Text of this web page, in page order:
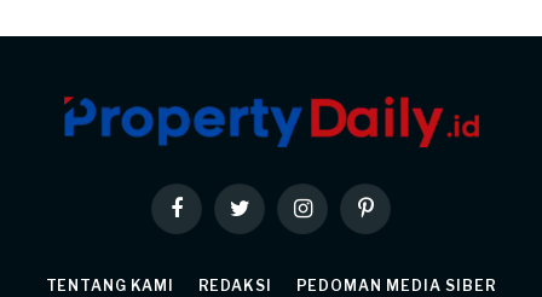
FacebookTwitter InstagramPinterest
TENTANG KAMI REDAKSI PEDOMAN MEDIA SIBER